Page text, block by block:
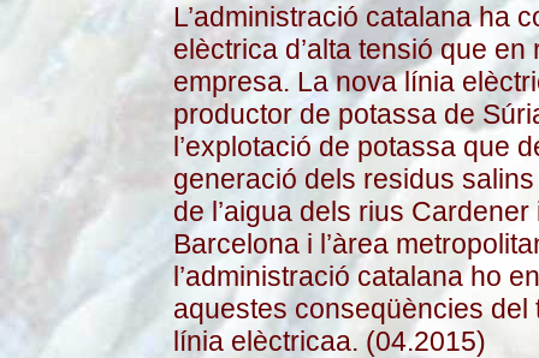
L’administració catalana ha
elèctrica d’alta tensió que en
empresa. La nova línia
productor de potassa de
l’explotació de potassa que
generació dels residus
de l’aigua dels rius
Barcelona i l’àrea
l’administració catalana ho
aquestes conseqüències
línia elèctricaa. (04.2015)